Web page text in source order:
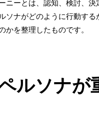
ニーとは、認知、検討、決
ソナがどのように行動する
かを整理したものです。
ルソナが